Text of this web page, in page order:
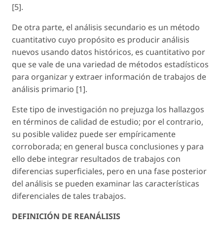
[5].
De otra parte, el análisis secundario es un método
cuantitativo cuyo propósito es producir análisis
nuevos usando datos históricos, es cuantitativo por
que se vale de una variedad de métodos estadísticos
para organizar y extraer información de trabajos de
análisis primario [1].
Este tipo de investigación no prejuzga los hallazgos
en términos de calidad de estudio; por el contrario,
su posible validez puede ser empíricamente
corroborada; en general busca conclusiones y para
ello debe integrar resultados de trabajos con
diferencias superficiales, pero en una fase posterior
del análisis se pueden examinar las características
diferenciales de tales trabajos.
DEFINICIÓN DE REANÁLISIS